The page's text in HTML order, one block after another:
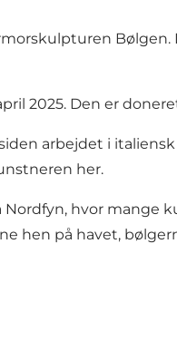
2025. Den er
arbejdet i
her.
hvor mange
hen på havet,